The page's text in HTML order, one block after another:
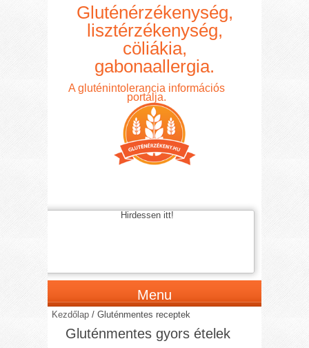
Gluténérzékenység,
lisztérzékenység,
cöliákia,
gabonaallergia.
A gluténintolerancia információs
portálja.
Hirdessen itt!
Menu
Kezdőlap /Gluténmentes receptek
Gluténmentes gyors ételek